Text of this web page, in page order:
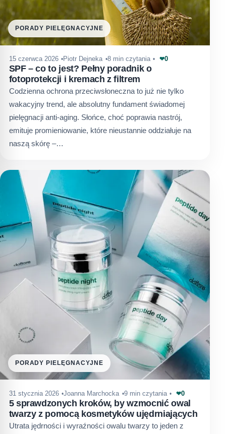
PORADY PIELĘGNACYJNE
15 czerwca 2026 Piotr Dejneka 8 min czytania ❤0
SPF – co to jest? Pełny poradnik o
fotoprotekcji i kremach z filtrem
Codzienna ochrona przeciwsłoneczna to już nie tylko
wakacyjny trend, ale absolutny fundament świadomej
pielęgnacji anti-aging. Słońce, choć poprawia nastrój,
emituje promieniowanie, które nieustannie oddziałuje na
naszą skórę –…
PORADY PIELĘGNACYJNE
31 stycznia 2026 Joanna Marchocka 9 min czytania ❤0
5 sprawdzonych kroków, by wzmocnić owal
twarzy z pomocą kosmetyków ujędrniających
Utrata jędrności i wyraźności owalu twarzy to jeden z